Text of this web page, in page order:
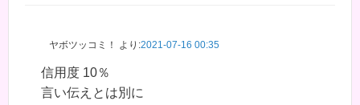
ヤボツッコミ！ より:2021-07-16 00:35
信用度 10％
言い伝えとは別に